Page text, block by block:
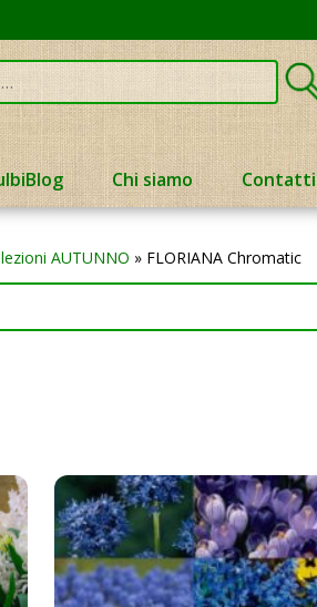
Chi siamo Contatti
AUTUNNO » FLORIANA Chromatic